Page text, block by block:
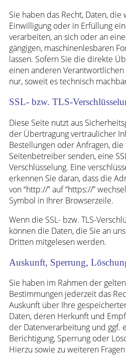
Sie haben das Recht, Daten,
Einwilligung oder in Erfüllung
verarbeiten, an sich oder an
gängigen, maschinenlesbaren
lassen. Sofern Sie die direkte
einen anderen
nur, soweit es technisch
SSL- bzw. TLS-
Diese Seite nutzt aus
der Übertragung vertraulicher
Bestellungen oder Anfragen, die
Seitenbetreiber senden, eine
Verschlüsselung. Eine
erkennen Sie daran, dass die
von “http://” auf “https://”
Symbol in Ihrer Browserzeile.
Wenn die SSL- bzw. TLS-
können die Daten, die Sie an
Dritten mitgelesen werden.
Auskunft, Sperrung,
Sie haben im Rahmen der
Bestimmungen jederzeit das
Auskunft über Ihre
Daten, deren Herkunft und
der Datenverarbeitung und ggf.
Berichtigung, Sperrung oder
Hierzu sowie zu weiteren